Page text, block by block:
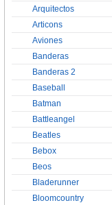
Arquitectos
Articons
Aviones
Banderas
Banderas 2
Baseball
Batman
Battleangel
Beatles
Bebox
Beos
Bladerunner
Bloomcountry